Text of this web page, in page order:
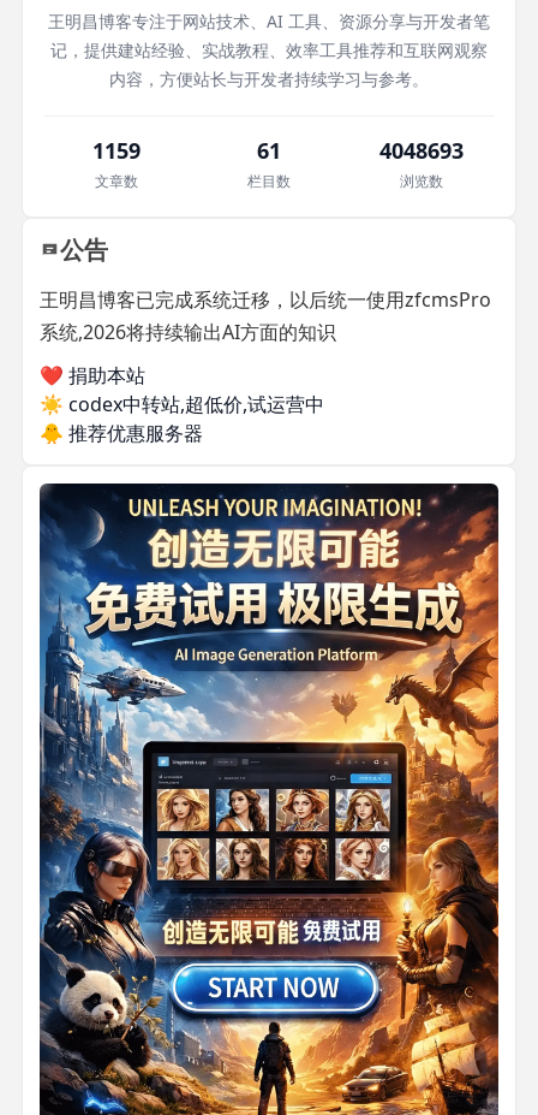
王明昌博客专注于网站技术、AI 工具、资源分享与开发者笔
记，提供建站经验、实战教程、效率工具推荐和互联网观察
内容，方便站长与开发者持续学习与参考。
1159
文章数
61
栏目数
4048693
浏览数
公告
王明昌博客已完成系统迁移，以后统一使用zfcmsPro
系统,2026将持续输出AI方面的知识
❤️ 捐助本站
☀️ codex中转站,超低价,试运营中
🐥 推荐优惠服务器